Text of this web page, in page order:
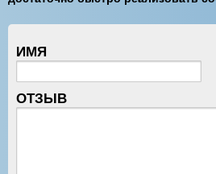
ИМЯ
ОТЗЫВ